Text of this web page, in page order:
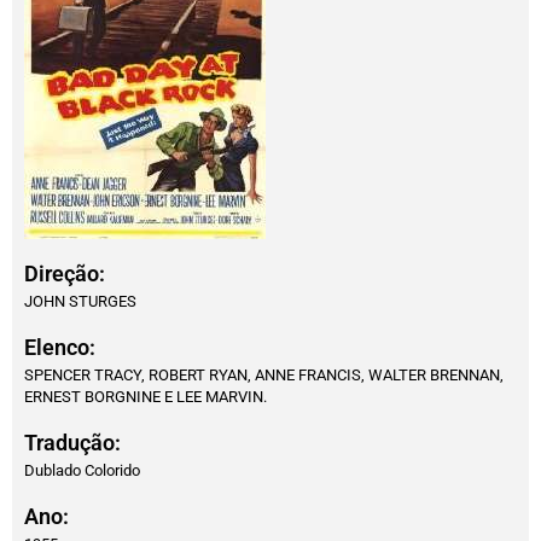
Direção:
JOHN STURGES
Elenco:
SPENCER TRACY, ROBERT RYAN, ANNE FRANCIS, WALTER BRENNAN,
ERNEST BORGNINE E LEE MARVIN.
Tradução:
Dublado Colorido
Ano: